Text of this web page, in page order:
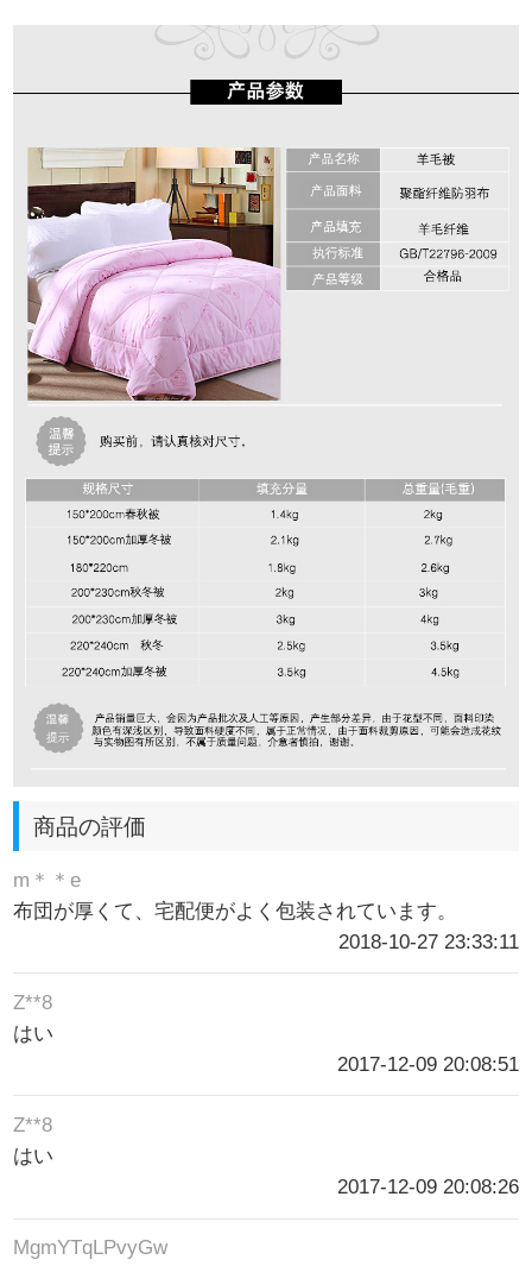
商品の評価
m＊＊e
布団が厚くて、宅配便がよく包装されています。
2018-10-27 23:33:11
Z**8
はい
2017-12-09 20:08:51
Z**8
はい
2017-12-09 20:08:26
MgmYTqLPvyGw